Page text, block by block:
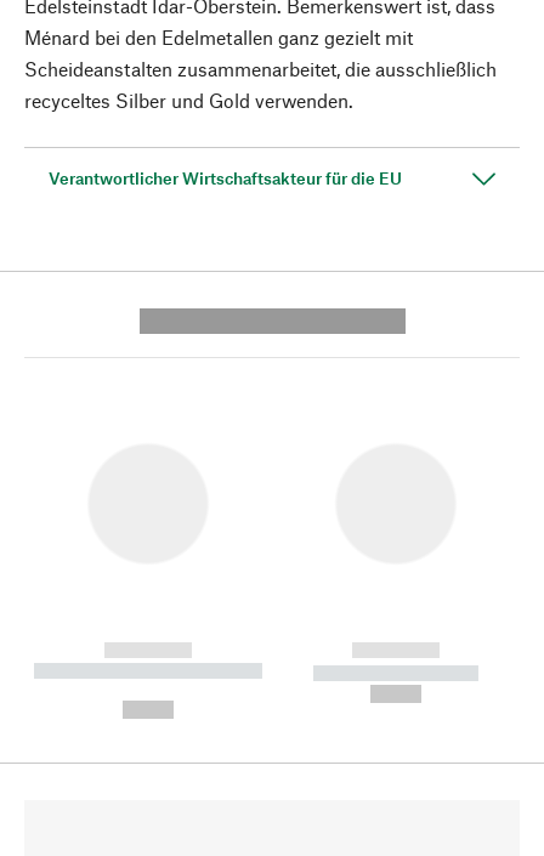
Edelsteinstadt Idar-Oberstein. Bemerkenswert ist, dass
Ménard bei den Edelmetallen ganz gezielt mit
Scheideanstalten zusammenarbeitet, die ausschließlich
recyceltes Silber und Gold verwenden.
Verantwortlicher Wirtschaftsakteur für die EU
------------
----------- ----------- --------
------------
----------- -----------